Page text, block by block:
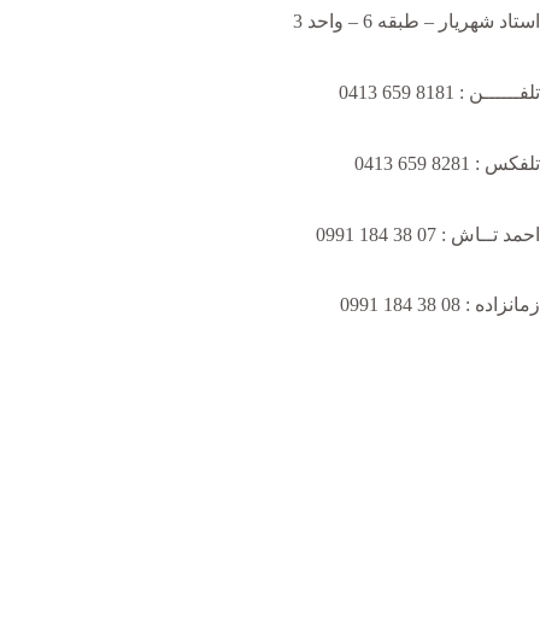
استاد شهریار – طبقه 6 – واحد 3
تلفــــــن : 8181 659 0413
تلفکس : 8281 659 0413
احمد تــاش : 07 38 184 0991
زمانزاده : 08 38 184 0991